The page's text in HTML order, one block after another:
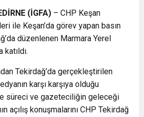
(İGFA) – CHP Keşan
ile Keşan’da görev yapan basın
düzenlenen Marmara Yerel
katıldı.
Tekirdağ’da gerçekleştirilen
karşı karşıya olduğu
süreci ve gazeteciliğin geleceği
açılış konuşmalarını CHP Tekirdağ